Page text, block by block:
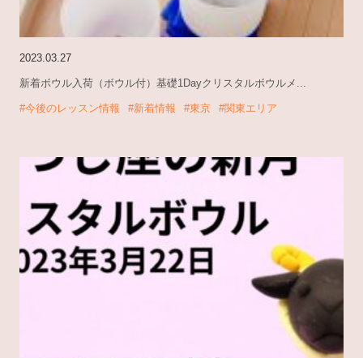
2023.03.27
新着ボウル入荷（ボウル付）基礎1Dayクリスタルボウルメ...
#今後のレッスン情報 #新着情報 #東京 #関東エリア